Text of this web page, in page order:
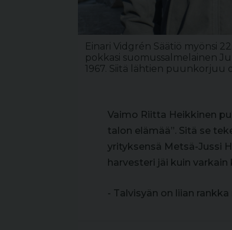
Einari Vidgrén Säätiö myönsi
pokkasi suomussalmelainen
1967. Siitä lähtien puunkorjuu
Vaimo Riitta Heikkinen
talon elämää”. Sitä se
yrityksensä Metsä-Jussi
harvesteri jäi kuin
- Talvisyän on liian